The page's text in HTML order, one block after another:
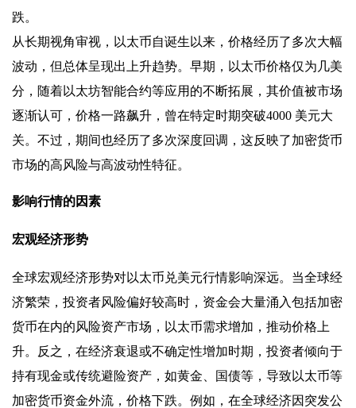
跌。
从长期视角审视，以太币自诞生以来，价格经历了多次大幅
波动，但总体呈现出上升趋势。早期，以太币价格仅为几美
分，随着以太坊智能合约等应用的不断拓展，其价值被市场
逐渐认可，价格一路飙升，曾在特定时期突破4000 美元大
关。不过，期间也经历了多次深度回调，这反映了加密货币
市场的高风险与高波动性特征。
影响行情的因素
宏观经济形势
全球宏观经济形势对以太币兑美元行情影响深远。当全球经
济繁荣，投资者风险偏好较高时，资金会大量涌入包括加密
货币在内的风险资产市场，以太币需求增加，推动价格上
升。反之，在经济衰退或不确定性增加时期，投资者倾向于
持有现金或传统避险资产，如黄金、国债等，导致以太币等
加密货币资金外流，价格下跌。例如，在全球经济因突发公